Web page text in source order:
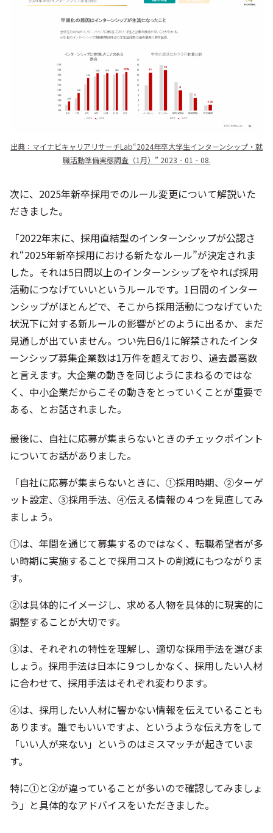
出典：マイナビキャリアリサーチLab“2024年卒大学生インターンシップ・就
職活動準備実態調査（1月）” 2023‐01‐08.
次に、2025年新卒採用でのルール変更について解説いた
だきました。
「2022年末に、採用直結型のインターンシップが公認さ
れ“2025年新卒採用における新たなルール”が決定されま
した。それは5日間以上のインターンシップをやれば採用
活動につなげていいというルールです。1日間のインター
ンシップがほとんどで、そこから採用活動につなげていた
状況下に対する新ルールの影響がどのように出るか、まだ
見通しが出ていません。つい先日6/1に解禁されたインタ
ーンシップ募集企業数は1万件を超えており、過去最高数
と言えます。大企業の動きを同じようにまねるのではな
く、中小企業だからこその動きをとっていくことが重要で
ある、とお話されました。
最後に、自社に応募が集まらないときのチェックポイント
についてお話がありました。
「自社に応募が集まらないときに、①採用時期、②ターゲ
ット設定、③採用手法、④伝える情報の４つを見直してみ
ましょう。
①は、年間を通じて募集するのではなく、転職希望者が多
い時期に実施することで採用コストの削減にもつながりま
す。
②は具体的にイメージし、求める人物を具体的に現実的に
調整することが大切です。
③は、それぞれの特性を理解し、適切な採用手法を選びま
しょう。採用手法は日本に９つしかなく、採用したい人材
に合わせて、採用手法はそれぞれ変わります。
④は、採用したい人材に響かない情報を伝えていることも
あります。誰でもいいですよ、というような伝え方をして
「いい人が来ない」というのはミスマッチが起きていま
す。
特に①と②が違っていることが多いので確認してみましょ
う」と具体的なアドバイスをいただきました。